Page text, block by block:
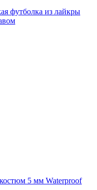
футболка из лайкры
5 мм Waterproof